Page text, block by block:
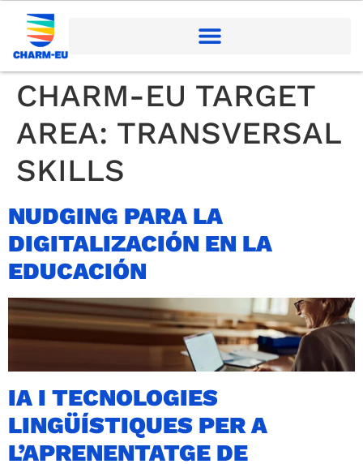
CHARM-EU TARGET
AREA: TRANSVERSAL
SKILLS
NUDGING PARA LA
DIGITALIZACIÓN EN LA
EDUCACIÓN
IA I TECNOLOGIES
LINGÜÍSTIQUES PER A
L’APRENENTATGE DE